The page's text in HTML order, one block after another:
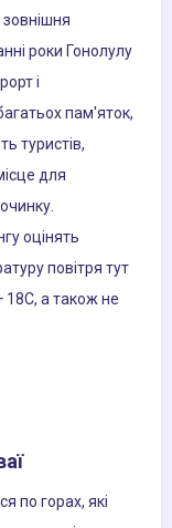
роки Гонолулу
і
пам'яток,
туристів,
для
оцінять
повітря тут
18С, а також не
по горах, які